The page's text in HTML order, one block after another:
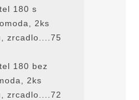
180 s
2ks
zrcadlo....75
180 bez
2ks
zrcadlo....72